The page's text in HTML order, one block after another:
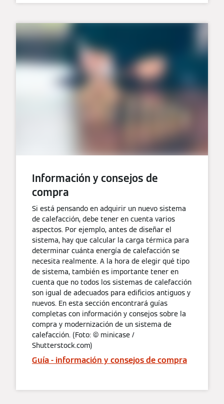
Información y consejos de
compra
Si está pensando en adquirir un nuevo sistema
de calefacción, debe tener en cuenta varios
aspectos. Por ejemplo, antes de diseñar el
sistema, hay que calcular la carga térmica para
determinar cuánta energía de calefacción se
necesita realmente. A la hora de elegir qué tipo
de sistema, también es importante tener en
cuenta que no todos los sistemas de calefacción
son igual de adecuados para edificios antiguos y
nuevos. En esta sección encontrará guías
completas con información y consejos sobre la
compra y modernización de un sistema de
calefacción. (Foto: © minicase /
Shutterstock.com)
Guía - información y consejos de compra